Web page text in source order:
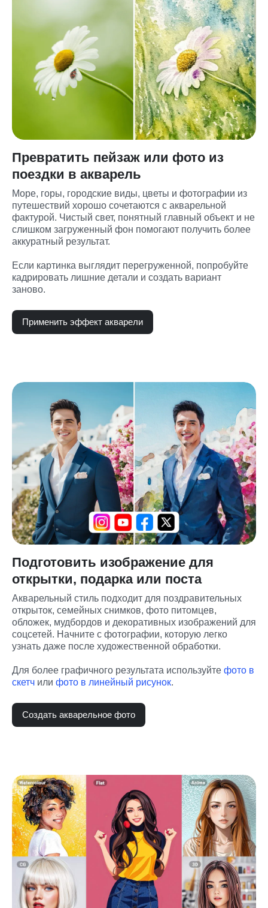
Превратить пейзаж или фото из
поездки в акварель
Море, горы, городские виды, цветы и фотографии из
путешествий хорошо сочетаются с акварельной
фактурой. Чистый свет, понятный главный объект и не
слишком загруженный фон помогают получить более
аккуратный результат.
Если картинка выглядит перегруженной, попробуйте
кадрировать лишние детали и создать вариант
заново.
Применить эффект акварели
Подготовить изображение для
открытки, подарка или поста
Акварельный стиль подходит для поздравительных
открыток, семейных снимков, фото питомцев,
обложек, мудбордов и декоративных изображений для
соцсетей. Начните с фотографии, которую легко
узнать даже после художественной обработки.
Для более графичного результата используйте фото в
скетч или фото в линейный рисунок.
Создать акварельное фото